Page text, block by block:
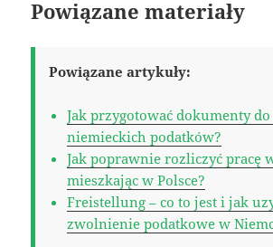
Powiązane materiały
Powiązane artykuły:
Jak przygotować dokumenty
niemieckich podatków?
Jak poprawnie rozliczyć pracę
mieszkając w Polsce?
Freistellung – co to jest i jak
zwolnienie podatkowe w